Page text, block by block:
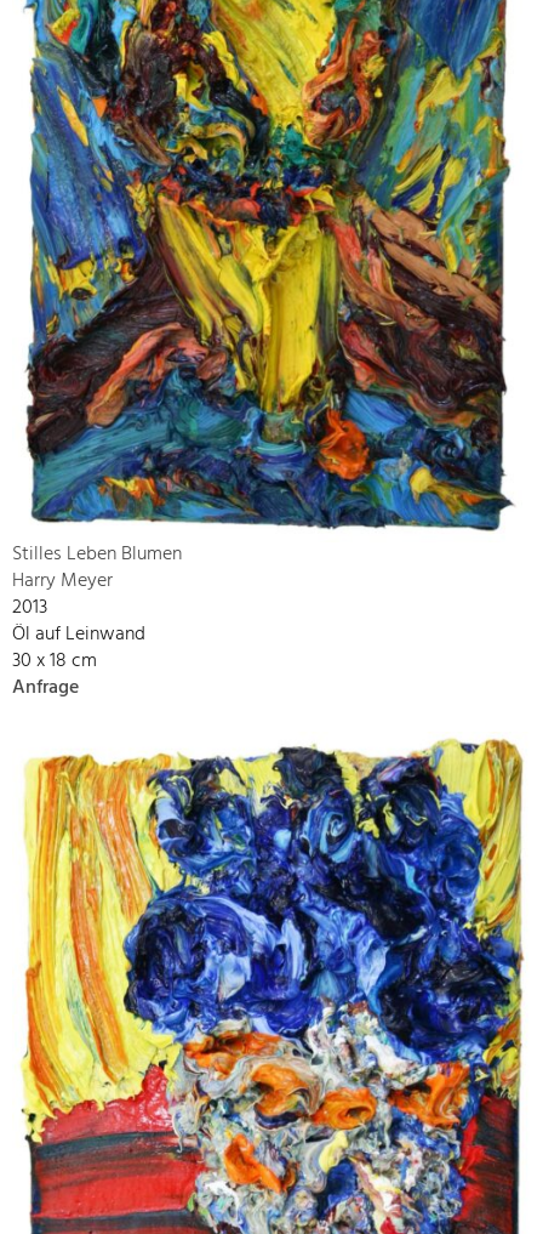
Stilles Leben Blumen
Harry Meyer
2013
Öl auf Leinwand
30 x 18 cm
Anfrage